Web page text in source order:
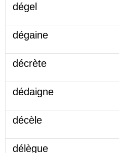
dégel
dégaine
décrète
dédaigne
décèle
délègue